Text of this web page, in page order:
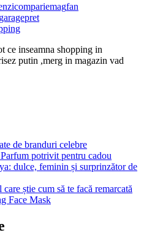
compariemagfan
pret
ce inseamna shopping in
putin ,merg in magazin vad
de branduri celebre
potrivit pentru cadou
dulce, feminin și surprinzător de
știe cum să te facă remarcată
Face Mask